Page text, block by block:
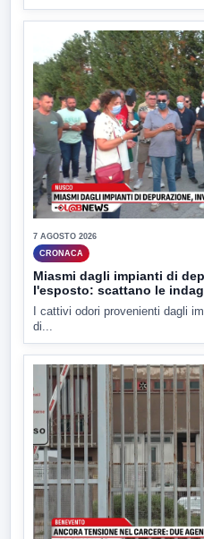
7 AGOSTO 2026
CRONACA
Miasmi dagli impianti di
l'esposto: scattano le
I cattivi odori provenienti dagli
di...